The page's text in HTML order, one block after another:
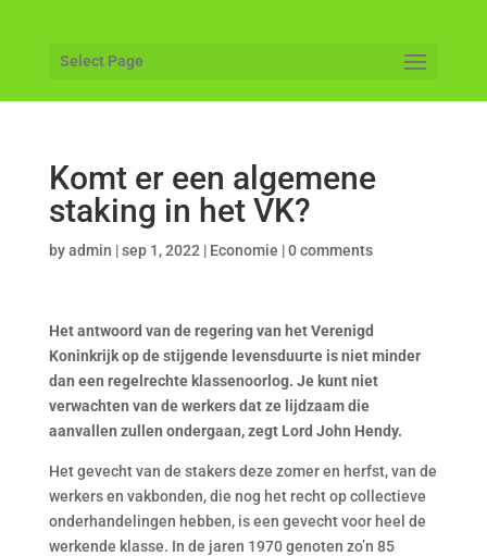
Select Page
Komt er een algemene
staking in het VK?
byadmin |sep 1, 2022 | Economie |0 comments
Het antwoord van de regering van het Verenigd
Koninkrijk op de stijgende levensduurte is niet minder
dan een regelrechte klassenoorlog. Je kunt niet
verwachten van de werkers dat ze lijdzaam die
aanvallen zullen ondergaan, zegt Lord John Hendy.
Het gevecht van de stakers deze zomer en herfst, van de
werkers en vakbonden, die nog het recht op collectieve
onderhandelingen hebben, is een gevecht voor heel de
werkende klasse. In de jaren 1970 genoten zo’n 85